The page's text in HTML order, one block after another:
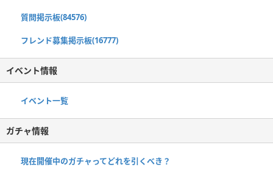
質問掲示板(84576)
フレンド募集掲示板(16777)
イベント情報
イベント一覧
ガチャ情報
現在開催中のガチャってどれを引くべき？